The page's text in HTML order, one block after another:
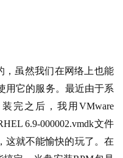
，虽然我们在网络上也能
用它的服务。最近由于系
完之后，我用 VMware
6.9-000002.vmdk文件
，这就不能愉快的玩了。在